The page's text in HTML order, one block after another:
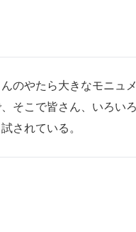
のやたら大きなモニュ
そこで皆さん、いろい
されている。